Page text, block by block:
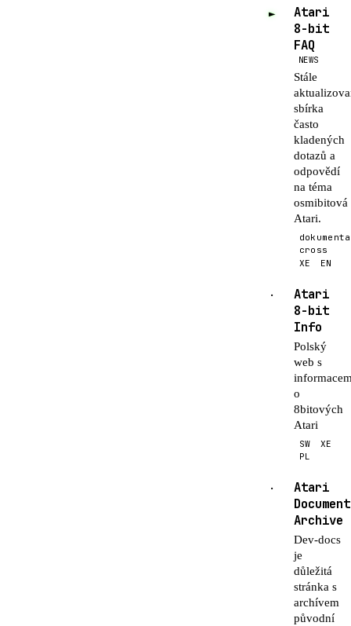
►
Atari
8-bit
FAQ
NEWS
Stále
sbírka
často
kladených
dotazů a
odpovědí
na téma
osmibitová
Atari.
cross
XE
EN
·
Atari
8-bit
Info
Polský
web s
o
8bitových
Atari
SW
XE
PL
·
Atari
Document
Archive
Dev-docs
je
důležitá
stránka s
archívem
původní